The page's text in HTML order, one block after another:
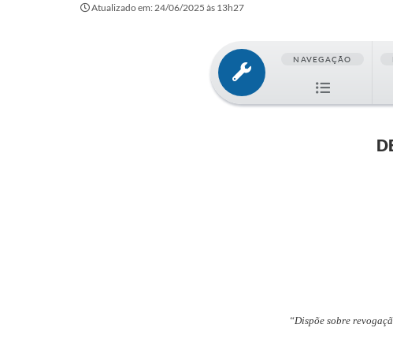
Atualizado em: 24/06/2025 às 13h27
NAVEGAÇÃO
“Dispõe sobre